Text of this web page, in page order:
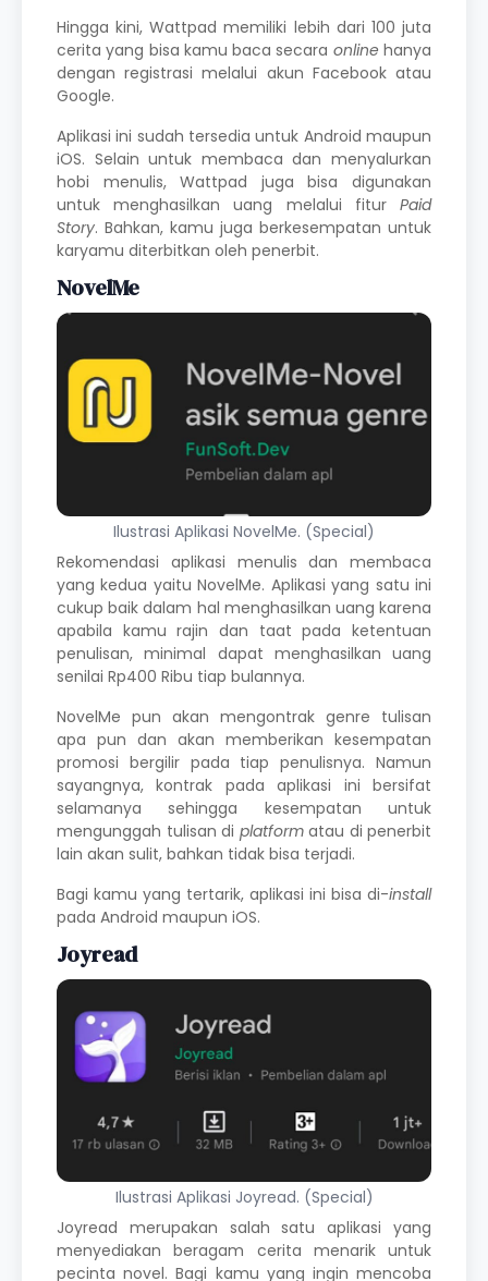
Hingga kini, Wattpad memiliki lebih dari 100 juta
cerita yang bisa kamu baca secara online hanya
dengan registrasi melalui akun Facebook atau
Google.
Aplikasi ini sudah tersedia untuk Android maupun
iOS. Selain untuk membaca dan menyalurkan
hobi menulis, Wattpad juga bisa digunakan
untuk menghasilkan uang melalui fitur Paid
Story. Bahkan, kamu juga berkesempatan untuk
karyamu diterbitkan oleh penerbit.
NovelMe
Ilustrasi Aplikasi NovelMe. (Special)
Rekomendasi aplikasi menulis dan membaca
yang kedua yaitu NovelMe. Aplikasi yang satu ini
cukup baik dalam hal menghasilkan uang karena
apabila kamu rajin dan taat pada ketentuan
penulisan, minimal dapat menghasilkan uang
senilai Rp400 Ribu tiap bulannya.
NovelMe pun akan mengontrak genre tulisan
apa pun dan akan memberikan kesempatan
promosi bergilir pada tiap penulisnya. Namun
sayangnya, kontrak pada aplikasi ini bersifat
selamanya sehingga kesempatan untuk
mengunggah tulisan di platformatau di penerbit
lain akan sulit, bahkan tidak bisa terjadi.
Bagi kamu yang tertarik, aplikasi ini bisa di-install
pada Android maupun iOS.
Joyread
Ilustrasi Aplikasi Joyread. (Special)
Joyread merupakan salah satu aplikasi yang
menyediakan beragam cerita menarik untuk
pecinta novel. Bagi kamu yang ingin mencoba